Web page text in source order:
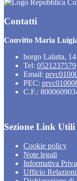
Contatti
Convitto Maria
borgo Lalatta,
Tel: 0521237579
Email:
PEC:
C.F.:
Sezione Link Utili
Cookie policy
Note legali
Informativa
Ufficio